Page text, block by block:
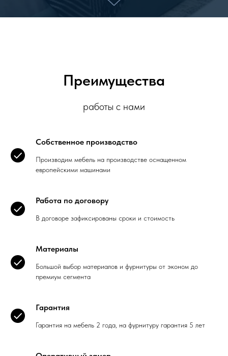
Преимущества
работы с нами
Собственное производство
Производим мебель на производстве оснащенном
европейскими машинами
Работа по договору
В договоре зафиксированы сроки и стоимость
Материалы
Большой выбор материалов и фурнитуры от эконом до
премиум сегмента
Гарантия
Гарантия на мебель 2 года, на фурнитуру гарантия 5 лет